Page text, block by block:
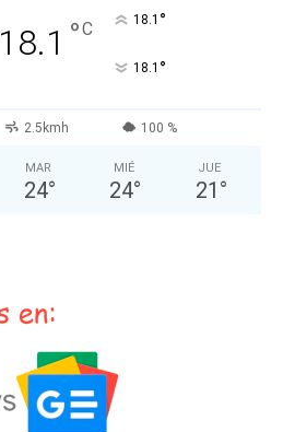
18.1 °C 18.1 °
18.1 °
2.5kmh 100 %
MAR
24°
MIÉ
24°
JUE
21 °